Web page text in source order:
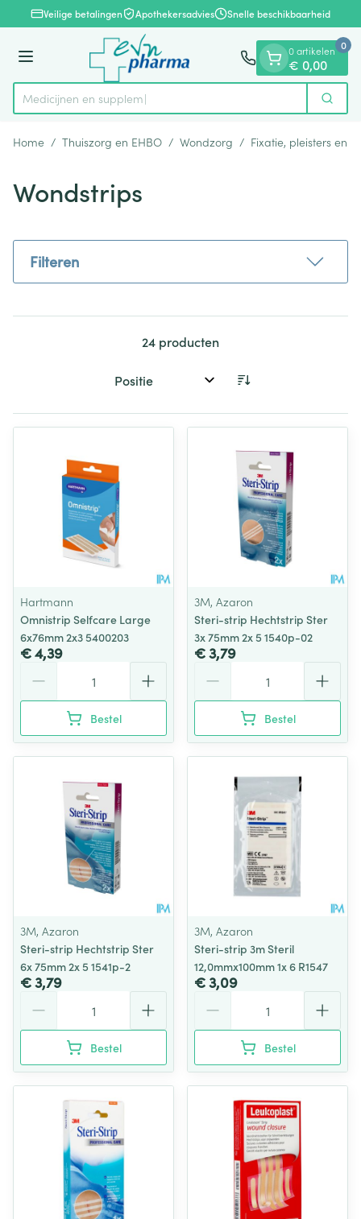
Ga naar de inhoud
1 van 1Veilige betalingen Apothekersadvies Snelle beschikbaarheid
Menu
Product, merk, categorie...
Me Zoek
0 artikelen
€ 0,00
0
Home / Thuiszorg en EHBO / Wondzorg / Fixatie, pleisters en
Wondstrips
Filteren
24 producten
Sorteer op:
Hartmann
Omnistrip Selfcare Large
6x76mm 2x3 5400203
€ 4,39
Bestel
3M, Azaron
Steri-strip Hechtstrip Ster
3x 75mm 2x 5 1540p-02
€ 3,79
Bestel
3M, Azaron
Steri-strip Hechtstrip Ster
6x 75mm 2x 5 1541p-2
€ 3,79
Bestel
3M, Azaron
Steri-strip 3m Steril
12,0mmx100mm 1x 6 R1547
€ 3,09
Bestel